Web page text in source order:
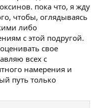
пока что, я жду
чтобы, оглядываясь
либо
с этой подругой.
свое
всех с
намерения и
путь только